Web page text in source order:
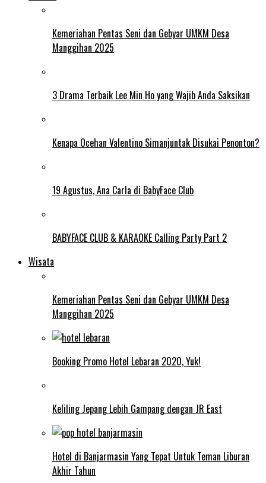
Kemeriahan Pentas Seni dan Gebyar UMKM Desa
Manggihan 2025
3 Drama Terbaik Lee Min Ho yang Wajib Anda Saksikan
Kenapa Ocehan Valentino Simanjuntak Disukai Penonton?
19 Agustus, Ana Carla di BabyFace Club
BABYFACE CLUB & KARAOKE Calling Party Part 2
Wisata
Kemeriahan Pentas Seni dan Gebyar UMKM Desa
Manggihan 2025
Booking Promo Hotel Lebaran 2020, Yuk!
Keliling Jepang Lebih Gampang dengan JR East
Hotel di Banjarmasin Yang Tepat Untuk Teman Liburan
Akhir Tahun